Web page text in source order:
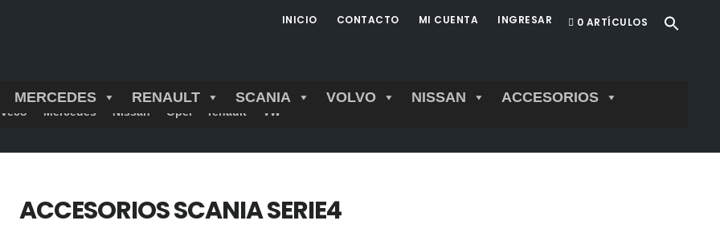
INICIO CONTACTO MI CUENTA INGRESAR 0 ARTÍCULOS
Mercedes Nissan Opel renault VW
MERCEDES RENAULT SCANIA VOLVO NISSAN ACCESORIOS
ACCESORIOS SCANIA SERIE4